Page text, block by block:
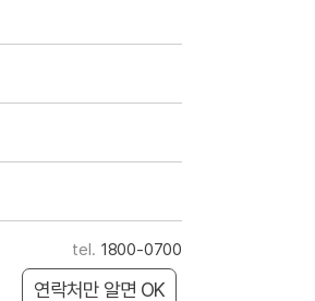
1800-0700
연락처만 알면 OK